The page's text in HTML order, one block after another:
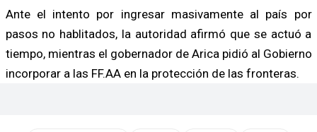
Ante el intento por ingresar masivamente al país por
pasos no hablitados, la autoridad afirmó que se actuó a
tiempo, mientras el gobernador de Arica pidió al Gobierno
incorporar a las FF.AA en la protección de las fronteras.